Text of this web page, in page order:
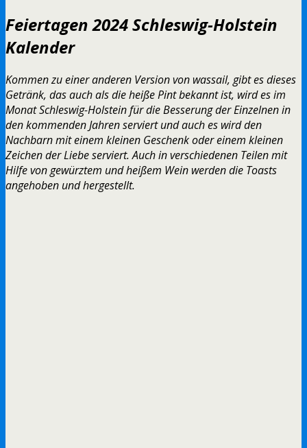
Feiertagen 2024 Schleswig-Holstein
Kalender
Kommen zu einer anderen Version von wassail, gibt es dieses
Getränk, das auch als die heiße Pint bekannt ist, wird es im
Monat Schleswig-Holstein für die Besserung der Einzelnen in
den kommenden Jahren serviert und auch es wird den
Nachbarn mit einem kleinen Geschenk oder einem kleinen
Zeichen der Liebe serviert. Auch in verschiedenen Teilen mit
Hilfe von gewürztem und heißem Wein werden die Toasts
angehoben und hergestellt.